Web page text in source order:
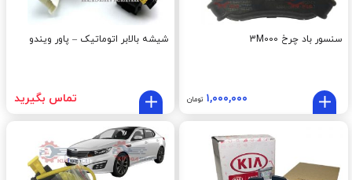
سنسور باد چرخ 3M000
۱,۰۰۰,۰۰۰ تومان
شیشه بالابر اتوماتیک – پاور ویندو
تماس بگیرید